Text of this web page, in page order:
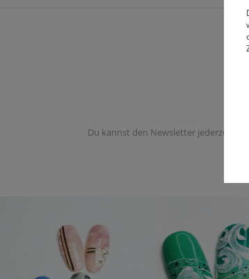
Du kannst den Newsletter jederzeit